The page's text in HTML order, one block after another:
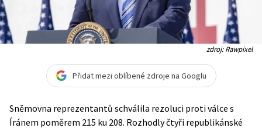
zdroj: Rawpixel
Přidat mezi oblíbené zdroje na Googlu
Sněmovna reprezentantů schválila rezoluci proti válce s
Íránem poměrem 215 ku 208. Rozhodly čtyři republikánské